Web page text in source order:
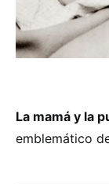
La mamá y la
emblemático